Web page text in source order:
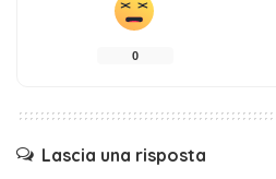
0
Lascia una risposta